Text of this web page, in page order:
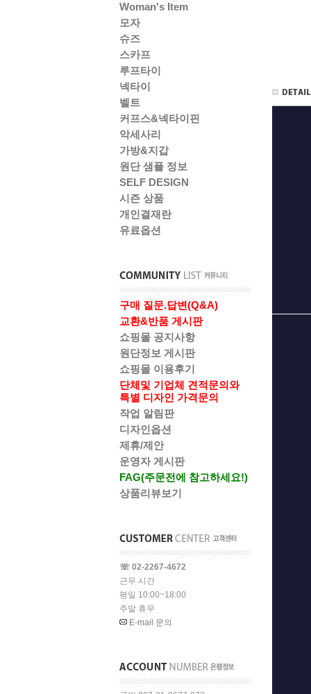
Woman's Item
모자
슈즈
스카프
루프타이
넥타이
벨트
커프스&넥타이핀
악세사리
가방&지갑
원단 샘플 정보
SELF DESIGN
시즌 상품
개인결재란
유료옵션
구매 질문.답변(Q&A)
교환&반품 게시판
쇼핑몰 공지사항
원단정보 게시판
쇼핑몰 이용후기
단체및 기업체 견적문의와
특별 디자인 가격문의
작업 알림판
디자인옵션
제휴/제안
운영자 게시판
FAG(주문전에 참고하세요!)
상품리뷰보기
☏ 02-2267-4672
근무 시간
평일 10:00~18:00
주말 휴무
E-mail 문의